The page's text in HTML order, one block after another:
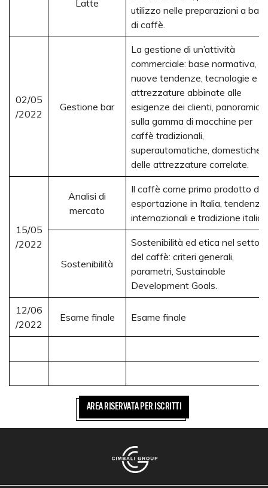
Latte
utilizzo nelle preparazioni a
di caffè.
02/05
/2022
Gestione bar
La gestione di un’attività
commerciale: base normativa,
nuove tendenze, tecnologie e
attrezzature abbinate alle
esigenze dei clienti, panoramica
sulla gamma di macchine per
caffè tradizionali,
superautomatiche, domestiche
delle attrezzature correlate.
15/05
/2022
Analisi di
mercato
Il caffè come primo prodotto di
esportazione in Italia, tendenze
internazionali e tradizione
Sostenibilità
Sostenibilità ed etica nel settore
del caffè: criteri generali,
parametri, Sustainable
Development Goals.
12/06
/2022
Esame finale Esame finale
AREA RISERVATA PER ISCRITTI